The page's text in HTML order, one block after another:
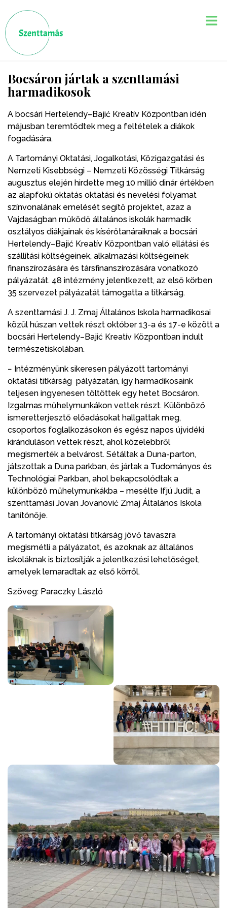
Bocsáron jártak a szenttamási
harmadikosok
A bocsári Hertelendy–Bajić Kreatív Központban idén
májusban teremtődtek meg a feltételek a diákok
fogadására.
A Tartományi Oktatási, Jogalkotási, Közigazgatási és
Nemzeti Kisebbségi – Nemzeti Közösségi Titkárság
augusztus elején hirdette meg 10 millió dinár értékben
az alapfokú oktatás oktatási és nevelési folyamat
színvonalának emelését segítő projektet, azaz a
Vajdaságban működő általános iskolák harmadik
osztályos diákjainak és kísérőtanáraiknak a bocsári
Hertelendy–Bajić Kreatív Központban való ellátási és
szállítási költségeinek, alkalmazási költségeinek
finanszírozására és társfinanszírozására vonatkozó
pályázatát. 48 intézmény jelentkezett, az első körben
35 szervezet pályázatát támogatta a titkárság.
A szenttamási J. J. Zmaj Általános Iskola harmadikosai
közül húszan vettek részt október 13-a és 17-e között a
bocsári Hertelendy–Bajić Kreatív Központban indult
természetiskolában.
− Intézményünk sikeresen pályázott tartományi
oktatási titkárság pályázatán, így harmadikosaink
teljesen ingyenesen töltöttek egy hetet Bocsáron.
Izgalmas műhelymunkákon vettek részt. Különböző
ismeretterjesztő előadásokat hallgattak meg,
csoportos foglalkozásokon és egész napos újvidéki
kiránduláson vettek részt, ahol közelebbről
megismerték a belvárost. Sétáltak a Duna-parton,
játszottak a Duna parkban, és jártak a Tudományos és
Technológiai Parkban, ahol bekapcsolódtak a
különböző műhelymunkákba – mesélte Ifjú Judit, a
szenttamási Jovan Jovanović Zmaj Általános Iskola
tanítónője.
A tartományi oktatási titkárság jövő tavaszra
megismétli a pályázatot, és azoknak az általános
iskoláknak is biztosítják a jelentkezési lehetőséget,
amelyek lemaradtak az első körről.
Szöveg: Paraczky László